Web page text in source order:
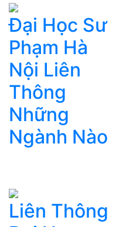
Đại Học Sư
Phạm Hà
Nội Liên
Thông
Những
Ngành Nào
Liên Thông